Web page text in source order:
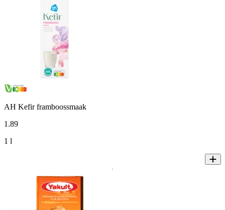
AH Kefir framboossmaak
1 .89
1 l